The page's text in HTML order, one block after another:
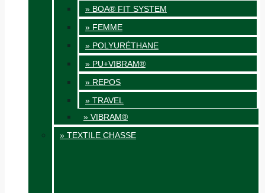
» BOA® FIT SYSTEM
» FEMME
» POLYURÉTHANE
» PU+VIBRAM®
» REPOS
» TRAVEL
» VIBRAM®
» TEXTILE CHASSE